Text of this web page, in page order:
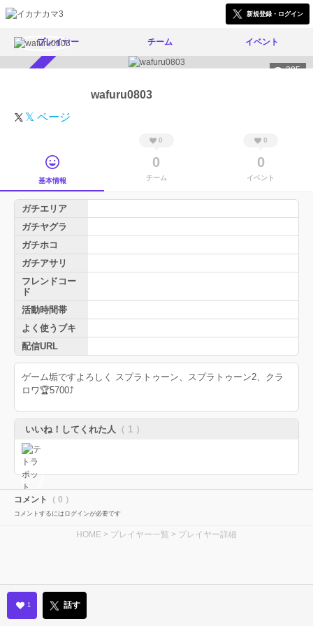
新規登録・ログイン
プレイヤー チーム イベント
285
wafuru0803
𝕏 ページ
基本情報
0
0
チーム
0
0
イベント
ガチエリア
ガチヤグラ
ガチホコ
ガチアサリ
フレンドコー
ド
活動時間帯
よく使うブキ
配信URL
ゲーム垢ですよろしく スプラトゥーン、スプラトゥーン2、クラ
ロワ🏆5700⤴️
いいね！してくれた人 （ 1 ）
コメント （ 0 ）
コメントするにはログインが必要です
HOME > プレイヤー一覧 > プレイヤー詳細
1 話す